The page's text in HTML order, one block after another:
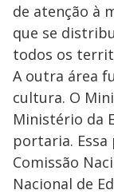
de atenção à
que se
todos os
A outra área
cultura. O
Ministério da
portaria.
Comissão
Nacional de